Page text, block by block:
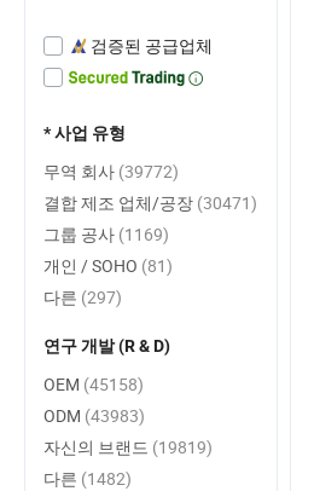
검증된 공급업체
* 사업 유형
무역 회사 (39772)
결합 제조 업체/공장 (30471)
그룹 공사 (1169)
개인 / SOHO (81)
다른 (297)
연구 개발 (R & D)
OEM (45158)
ODM (43983)
자신의 브랜드 (19819)
다른 (1482)